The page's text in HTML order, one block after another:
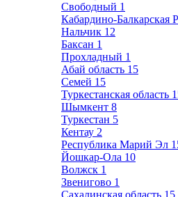
Свободный 1
Кабардино-Балкарская
Нальчик 12
Баксан 1
Прохладный 1
Абай область 15
Семей 15
Туркестанская область
Шымкент 8
Туркестан 5
Кентау 2
Республика Марий Эл
Йошкар-Ола 10
Волжск 1
Звенигово 1
Сахалинская область 15